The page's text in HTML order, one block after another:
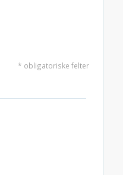
* obligatoriske felter